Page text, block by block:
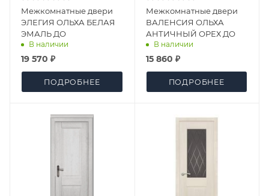
Межкомнатные двери
ЭЛЕГИЯ ОЛЬХА БЕЛАЯ
ЭМАЛЬ ДО
В наличии
19 570 ₽
ПОДРОБНЕЕ
Межкомнатные двери
ВАЛЕНСИЯ ОЛЬХА
АНТИЧНЫЙ ОРЕХ ДО
В наличии
15 860 ₽
ПОДРОБНЕЕ